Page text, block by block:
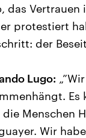
das
protestiert
der
Lugo:
Menschen
Wir